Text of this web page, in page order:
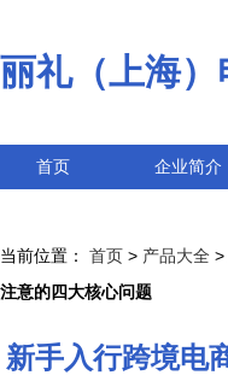
丽礼（上海）
首页 企业简介
当前位置： 首页 > 产品大全 >
注意的四大核心问题
新手入行跨境电